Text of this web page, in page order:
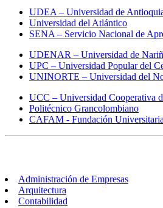
UDEA – Universidad de
Universidad del Atlántico
SENA – Servicio Nacional de
UDENAR – Universidad de
UPC – Universidad Popular del
UNINORTE – Universidad del
UCC – Universidad Cooperativa
Politécnico Grancolombiano
CAFAM - Fundación
Administración de Empresas
Arquitectura
Contabilidad